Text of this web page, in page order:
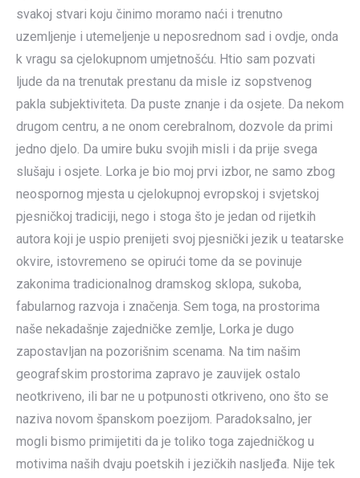
svakoj stvari koju činimo moramo naći i trenutno
uzemljenje i utemeljenje u neposrednom sad i ovdje, onda
k vragu sa cjelokupnom umjetnošću. Htio sam pozvati
ljude da na trenutak prestanu da misle iz sopstvenog
pakla subjektiviteta. Da puste znanje i da osjete. Da nekom
drugom centru, a ne onom cerebralnom, dozvole da primi
jedno djelo. Da umire buku svojih misli i da prije svega
slušaju i osjete. Lorka je bio moj prvi izbor, ne samo zbog
neospornog mjesta u cjelokupnoj evropskoj i svjetskoj
pjesničkoj tradiciji, nego i stoga što je jedan od rijetkih
autora koji je uspio prenijeti svoj pjesnički jezik u teatarske
okvire, istovremeno se opirući tome da se povinuje
zakonima tradicionalnog dramskog sklopa, sukoba,
fabularnog razvoja i značenja. Sem toga, na prostorima
naše nekadašnje zajedničke zemlje, Lorka je dugo
zapostavljan na pozorišnim scenama. Na tim našim
geografskim prostorima zapravo je zauvijek ostalo
neotkriveno, ili bar ne u potpunosti otkriveno, ono što se
naziva novom španskom poezijom. Paradoksalno, jer
mogli bismo primijetiti da je toliko toga zajedničkog u
motivima naših dvaju poetskih i jezičkih nasljeđa. Nije tek